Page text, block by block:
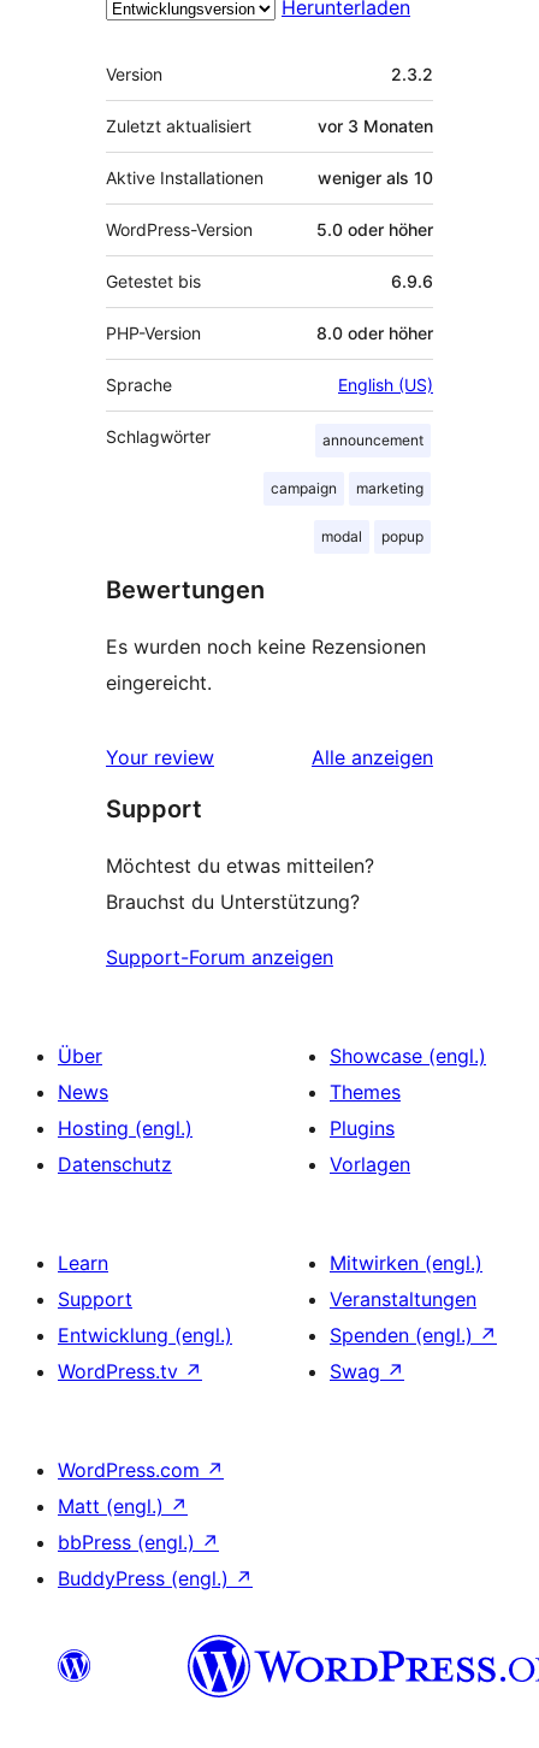
Herunterladen
Meta
Version 2.3.2
Zuletzt aktualisiert vor 3 Monaten
Aktive Installationen weniger als 10
WordPress-Version 5.0 oder höher
Getestet bis 6.9.6
PHP-Version 8.0 oder höher
Sprache English (US)
Schlagwörter announcement
campaign marketing
modal popup
Bewertungen
Es wurden noch keine Rezensionen
eingereicht.
Your review Alle Rezensionen
anzeigen
Support
Möchtest du etwas mitteilen?
Brauchst du Unterstützung?
Support-Forum anzeigen
Über
News
Hosting (engl.)
Datenschutz
Showcase (engl.)
Themes
Plugins
Vorlagen
Learn
Support
Entwicklung (engl.)
WordPress.tv ↗
Mitwirken (engl.)
Veranstaltungen
Spenden (engl.) ↗
Swag ↗
WordPress.com ↗
Matt (engl.) ↗
bbPress (engl.) ↗
BuddyPress (engl.) ↗